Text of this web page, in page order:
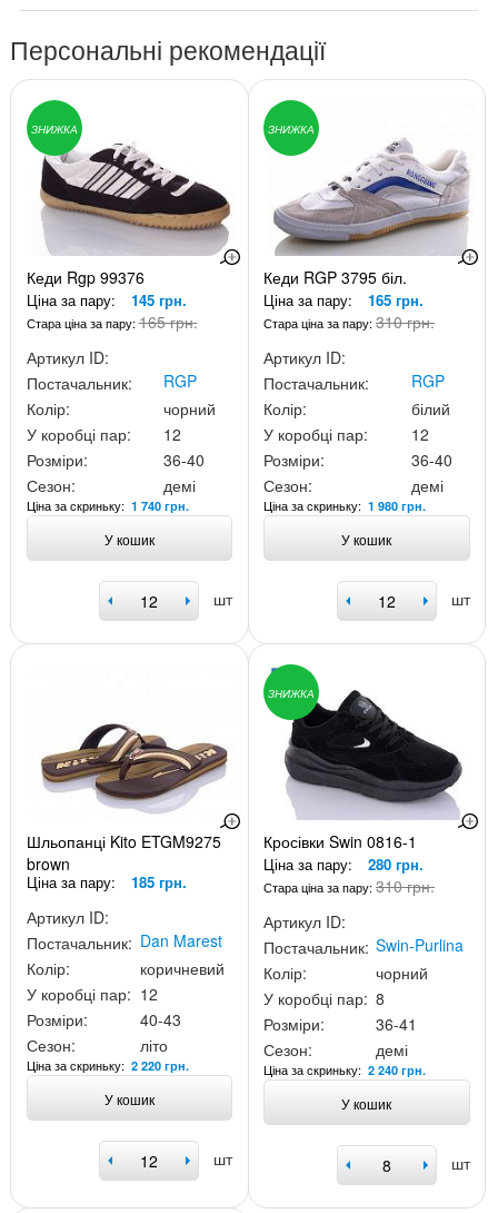
Персональні рекомендації
ЗНИЖКА
Кеди Rgp 99376
Ціна за пару: 145 грн.
Стара ціна за пару:165 грн.
Артикул ID:
Постачальник:
RGP
Колір:
чорний
У коробці пар:
12
Розміри:
36-40
Сезон:
демі
Ціна за скриньку: 1 740 грн.
У кошик
шт
ЗНИЖКА
Кеди RGP 3795 біл.
Ціна за пару: 165 грн.
Стара ціна за пару:310 грн.
Артикул ID:
Постачальник:
RGP
Колір:
білий
У коробці пар:
12
Розміри:
36-40
Сезон:
демі
Ціна за скриньку:1 980 грн.
У кошик
шт
Шльопанці Kito ETGM9275
brown
Ціна за пару: 185 грн.
Артикул ID:
Постачальник: Dan Marest
Колір:
коричневий
У коробці пар: 12
Розміри:
40-43
Сезон:
літо
Ціна за скриньку: 2 220 грн.
У кошик
шт
ЗНИЖКА
Кросівки Swin 0816-1
Ціна за пару: 280 грн.
Стара ціна за пару:310 грн.
Артикул ID:
Постачальник: Swin-Purlina
Колір:
чорний
У коробці пар: 8
Розміри:
36-41
Сезон:
демі
Ціна за скриньку:2 240 грн.
У кошик
шт